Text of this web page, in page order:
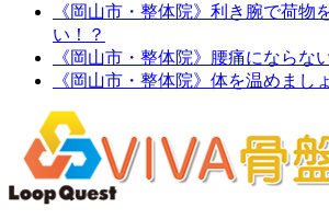
《岡山市・整体院》利き腕で荷物
い！？
《岡山市・整体院》腰痛にならな
《岡山市・整体院》体を温めまし